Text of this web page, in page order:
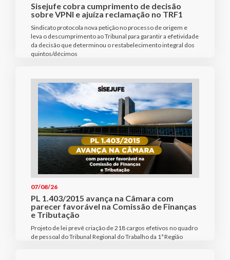
Sisejufe cobra cumprimento de decisão
sobre VPNI e ajuíza reclamação no TRF1
Sindicato protocola nova petição no processo de origem e
leva o descumprimento ao Tribunal para garantir a efetividade
da decisão que determinou o restabelecimento integral dos
quintos/décimos
07/08/26
PL 1.403/2015 avança na Câmara com
parecer favorável na Comissão de Finanças
e Tributação
Projeto de lei prevê criação de 218 cargos efetivos no quadro
de pessoal do Tribunal Regional do Trabalho da 1ª Região